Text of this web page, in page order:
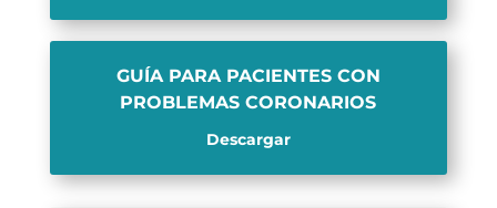
GUÍA PARA PACIENTES CON
PROBLEMAS CORONARIOS
Descargar